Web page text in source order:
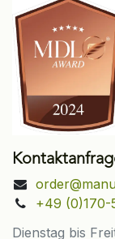
+49 (0)170-
Dienstag bis